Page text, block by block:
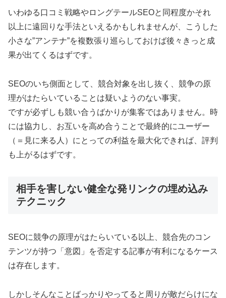
いわゆる口コミ戦略やロングテールSEOと同程度かそれ
以上に遠回りな手法といえるかもしれませんが、こうした
小さな”アンテナ”を複数張り巡らしておけば後々きっと成
果が出てくるはずです。
SEOのいち側面として、競合対象を出し抜く、競争の原
理がはたらいていることは疑いようのない事実。
ですが必ずしも競い合うばかりが集客ではありません。時
には協力し、お互いを高め合うことで最終的にユーザー
（＝見に来る人）にとっての利益を最大化できれば、評判
も上がるはずです。
相手を害しない健全な発リンクの埋め込み
テクニック
SEOに競争の原理がはたらいている以上、競合先のコン
テンツが持つ「意図」を否定する記事が有利になるケース
は存在します。
しかしそんなことばっかりやってると周りが敵だらけにな